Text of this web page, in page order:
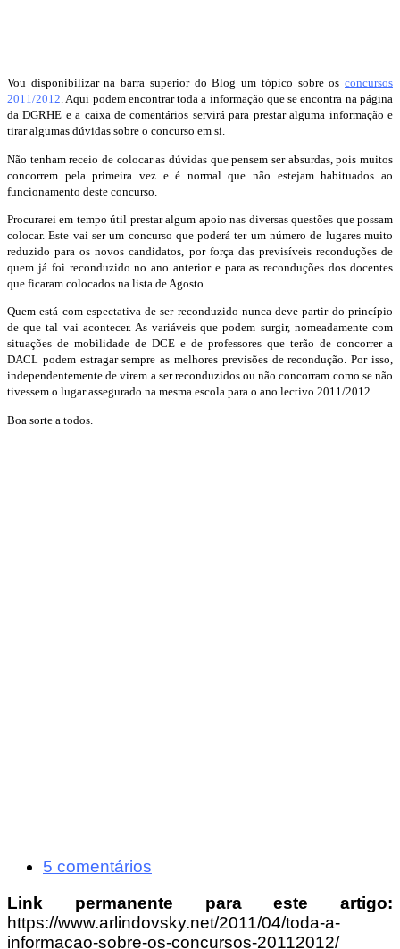
Vou disponibilizar na barra superior do Blog um tópico sobre os concursos
2011/2012. Aqui podem encontrar toda a informação que se encontra na página
da DGRHE e a caixa de comentários servirá para prestar alguma informação e
tirar algumas dúvidas sobre o concurso em si.
Não tenham receio de colocar as dúvidas que pensem ser absurdas, pois muitos
concorrem pela primeira vez e é normal que não estejam habituados ao
funcionamento deste concurso.
Procurarei em tempo útil prestar algum apoio nas diversas questões que possam
colocar. Este vai ser um concurso que poderá ter um número de lugares muito
reduzido para os novos candidatos, por força das previsíveis reconduções de
quem já foi reconduzido no ano anterior e para as reconduções dos docentes
que ficaram colocados na lista de Agosto.
Quem está com espectativa de ser reconduzido nunca deve partir do princípio
de que tal vai acontecer. As variáveis que podem surgir, nomeadamente com
situações de mobilidade de DCE e de professores que terão de concorrer a
DACL podem estragar sempre as melhores previsões de recondução. Por isso,
independentemente de virem a ser reconduzidos ou não concorram como se não
tivessem o lugar assegurado na mesma escola para o ano lectivo 2011/2012.
Boa sorte a todos.
5 comentários
Link permanente para este artigo:
https://www.arlindovsky.net/2011/04/toda-a-
informacao-sobre-os-concursos-20112012/